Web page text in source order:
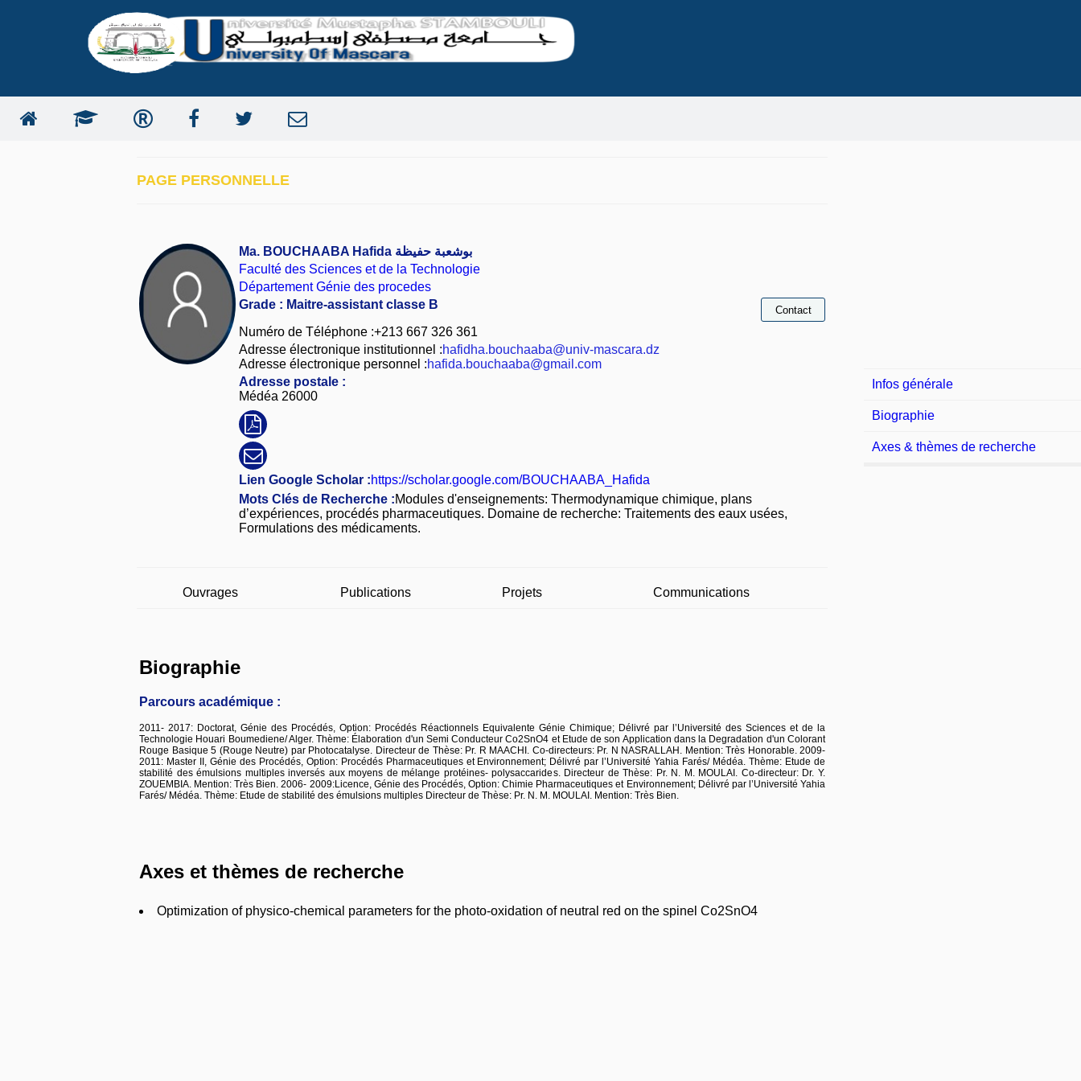
PAGE PERSONNELLE
Ma. BOUCHAABA Hafida بوشعبة حفيظة
Faculté des Sciences et de la Technologie
Département Génie des procedes
Grade : Maitre-assistant classe B
Numéro de Téléphone :+213 667 326 361
Adresse électronique institutionnel :hafidha.bouchaaba@univ-mascara.dz
Adresse électronique personnel :hafida.bouchaaba@gmail.com
Adresse postale :
Médéa 26000
Lien Google Scholar :https://scholar.google.com/BOUCHAABA_Hafida
Mots Clés de Recherche :Modules d'enseignements: Thermodynamique chimique, plans
d’expériences, procédés pharmaceutiques. Domaine de recherche: Traitements des eaux usées,
Formulations des médicaments.
Ouvrages Publications Projets Communications
Biographie
Parcours académique :
2011- 2017: Doctorat, Génie des Procédés, Option: Procédés Réactionnels Equivalente Génie Chimique; Délivré par l’Université des Sciences et de la
Technologie Houari Boumediene/ Alger. Thème: Élaboration d'un Semi Conducteur Co2SnO4 et Etude de son Application dans la Degradation d'un Colorant
Rouge Basique 5 (Rouge Neutre) par Photocatalyse. Directeur de Thèse: Pr. R MAACHI. Co-directeurs: Pr. N NASRALLAH. Mention: Très Honorable. 2009-
2011: Master II, Génie des Procédés, Option: Procédés Pharmaceutiques et Environnement; Délivré par l’Université Yahia Farés/ Médéa. Thème: Etude de
stabilité des émulsions multiples inversés aux moyens de mélange protéines- polysaccarides. Directeur de Thèse: Pr. N. M. MOULAI. Co-directeur: Dr. Y.
ZOUEMBIA. Mention: Très Bien. 2006- 2009:Licence, Génie des Procédés, Option: Chimie Pharmaceutiques et Environnement; Délivré par l’Université Yahia
Farés/ Médéa. Thème: Etude de stabilité des émulsions multiples Directeur de Thèse: Pr. N. M. MOULAI. Mention: Très Bien.
Axes et thèmes de recherche
Optimization of physico-chemical parameters for the photo-oxidation of neutral red on the spinel Co2SnO4
Infos générale
Biographie
Axes & thèmes de recherche